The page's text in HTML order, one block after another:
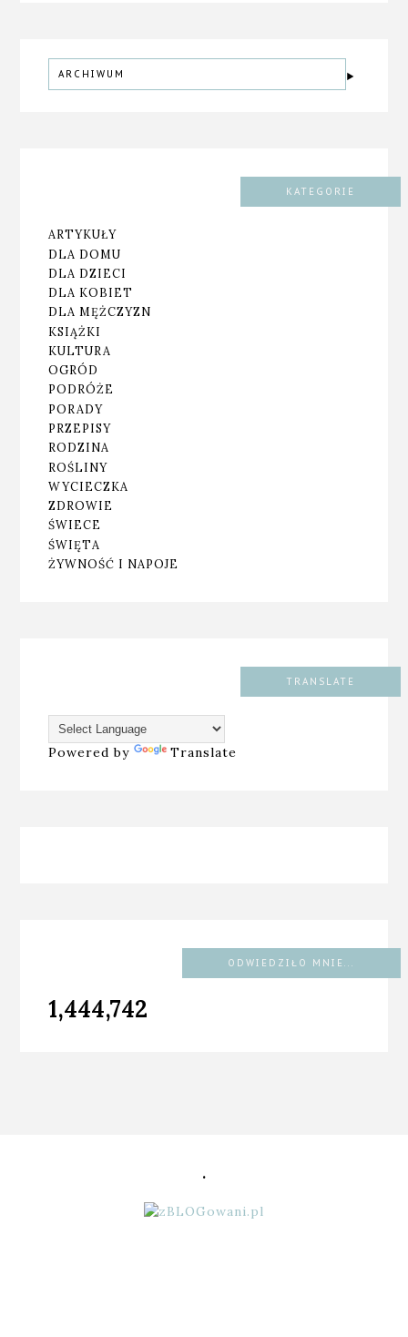
ARCHIWUM
KATEGORIE
ARTYKUŁY
DLA DOMU
DLA DZIECI
DLA KOBIET
DLA MĘŻCZYZN
KSIĄŻKI
KULTURA
OGRÓD
PODRÓŻE
PORADY
PRZEPISY
RODZINA
ROŚLINY
WYCIECZKA
ZDROWIE
ŚWIECE
ŚWIĘTA
ŻYWNOŚĆ I NAPOJE
TRANSLATE
Powered by Translate
ODWIEDZIŁO MNIE...
1,444,742
.